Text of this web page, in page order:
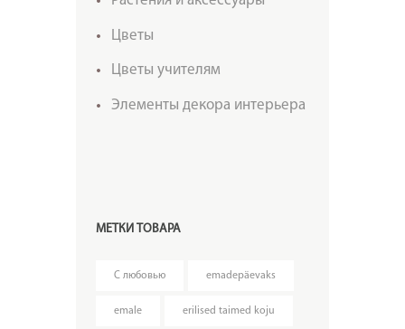
Цветы
Цветы учителям
Элементы декора интерьера
МЕТКИ ТОВАРА
C любовью emadepäevaks
emale erilised taimed koju